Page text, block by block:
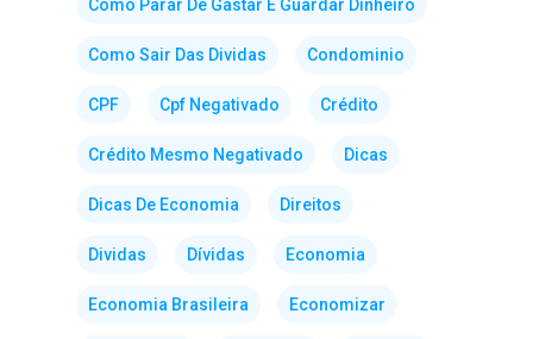
Como Parar De Gastar E Guardar Dinheiro
Como Sair Das Dividas Condominio
CPF Cpf Negativado Crédito
Crédito Mesmo Negativado Dicas
Dicas De Economia Direitos
Dividas Dívidas Economia
Economia Brasileira Economizar